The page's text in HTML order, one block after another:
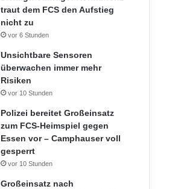
traut dem FCS den Aufstieg
nicht zu
vor 6 Stunden
Unsichtbare Sensoren
überwachen immer mehr
Risiken
vor 10 Stunden
Polizei bereitet Großeinsatz
zum FCS-Heimspiel gegen
Essen vor – Camphauser voll
gesperrt
vor 10 Stunden
Großeinsatz nach